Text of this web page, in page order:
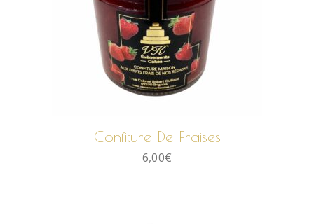
AJOUTER AU PANIER
Confiture De Fraises
6,00€